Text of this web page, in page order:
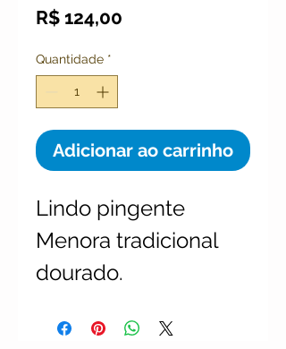
R$ 124,00
Quantidade *
Adicionar ao carrinho
Lindo pingente
Menora tradicional
dourado.